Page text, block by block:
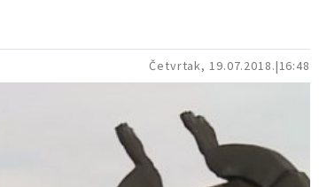
Četvrtak, 19.07.2018. 16:48